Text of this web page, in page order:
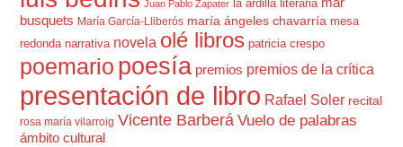
Juan Pablo Zapater la ardilla literaria mar
busquets María García-Lliberós maría ángeles chavarría mesa
redonda narrativa novela olé libros patricia crespo
poemario poesía premios premios de la crítica
presentación de libro Rafael Soler recital
rosa maría vilarroig Vicente Barberá Vuelo de palabras
ámbito cultural